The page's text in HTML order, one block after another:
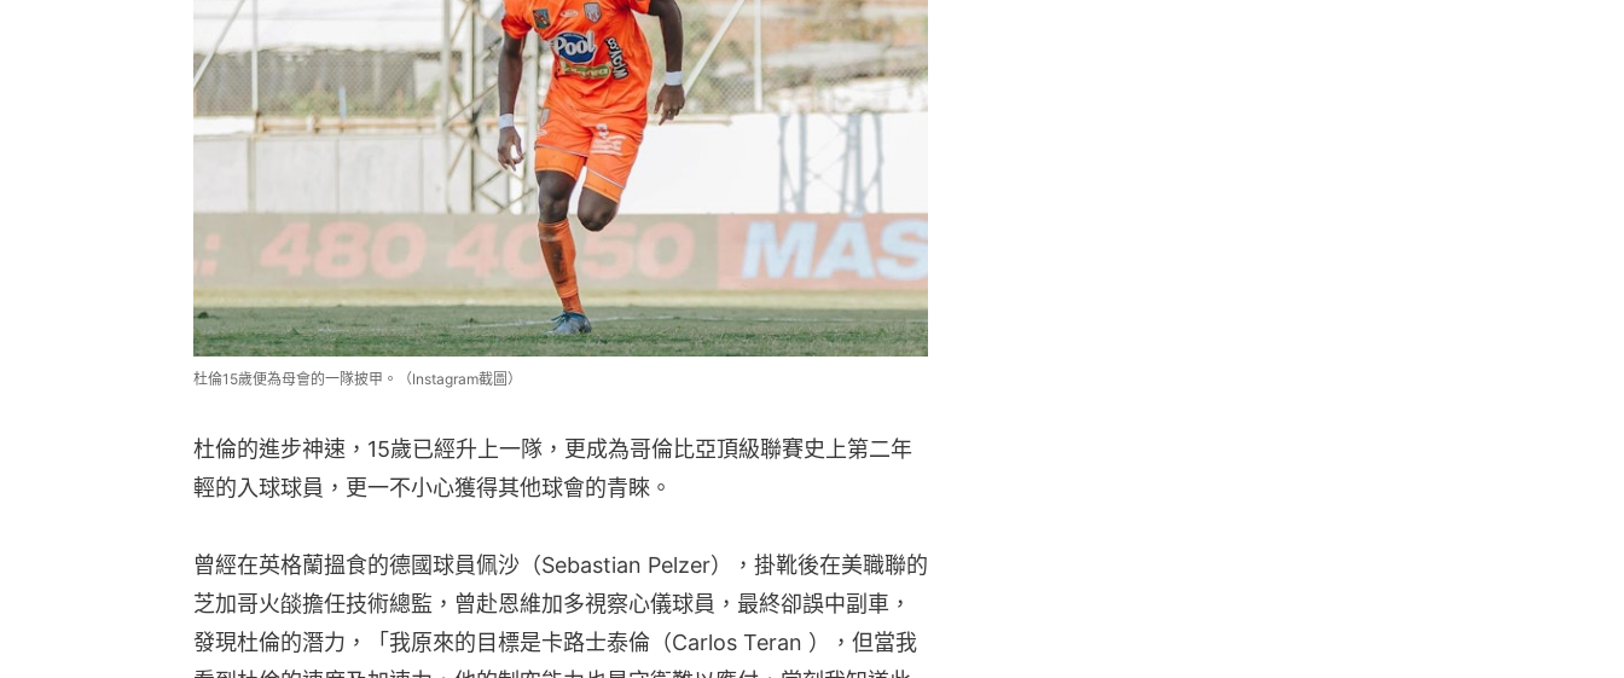
杜倫15歲便為母會的一隊披甲。（Instagram截圖）
杜倫的進步神速，15歲已經升上一隊，更成為哥倫比亞頂級聯賽史上第二年
輕的入球球員，更一不小心獲得其他球會的青睞。
曾經在英格蘭搵食的德國球員佩沙（Sebastian Pelzer），掛靴後在美職聯的
芝加哥火燄擔任技術總監，曾赴恩維加多視察心儀球員，最終卻誤中副車，
發現杜倫的潛力，「我原來的目標是卡路士泰倫（Carlos Teran ），但當我